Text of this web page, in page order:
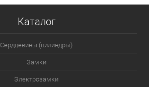
Каталог
Сердцевины (цилиндры)
Замки
Электрозамки